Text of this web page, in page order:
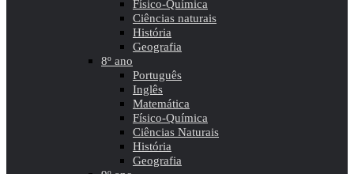
Físico-Química
Ciências naturais
História
Geografia
8º ano
Português
Inglês
Matemática
Físico-Química
Ciências Naturais
História
Geografia